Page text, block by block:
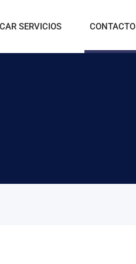
SERVICIOS CONTACTO